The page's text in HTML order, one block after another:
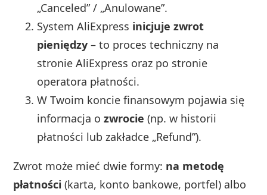
„Canceled” / „Anulowane”.
System AliExpress inicjuje zwrot
pieniędzy – to proces techniczny na
stronie AliExpress oraz po stronie
operatora płatności.
W Twoim koncie finansowym pojawia się
informacja ozwrocie (np. w historii
płatności lub zakładce „Refund”).
Zwrot może mieć dwie formy: na metodę
płatności (karta, konto bankowe, portfel) albo